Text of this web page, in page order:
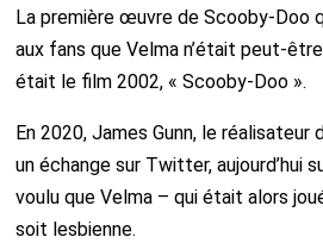
La première œuvre de Scooby-Doo
aux fans que Velma n’était peut-
était le film 2002, « Scooby-Doo ».
En 2020, James Gunn, le réalisateur
un échange sur Twitter, aujourd’hui
voulu que Velma – qui était alors
soit lesbienne.